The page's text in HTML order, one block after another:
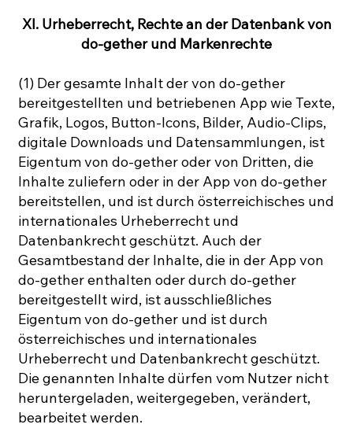
XI. Urheberrecht, Rechte an der Datenbank von
do-gether und Markenrechte
(1) Der gesamte Inhalt der von do-gether
bereitgestellten und betriebenen App wie Texte,
Grafik, Logos, Button-Icons, Bilder, Audio-Clips,
digitale Downloads und Datensammlungen, ist
Eigentum von do-gether oder von Dritten, die
Inhalte zuliefern oder in der App von do-gether
bereitstellen, und ist durch österreichisches und
internationales Urheberrecht und
Datenbankrecht geschützt. Auch der
Gesamtbestand der Inhalte, die in der App von
do-gether enthalten oder durch do-gether
bereitgestellt wird, ist ausschließliches
Eigentum von do-gether und ist durch
österreichisches und internationales
Urheberrecht und Datenbankrecht geschützt.
Die genannten Inhalte dürfen vom Nutzer nicht
heruntergeladen, weitergegeben, verändert,
bearbeitet werden.